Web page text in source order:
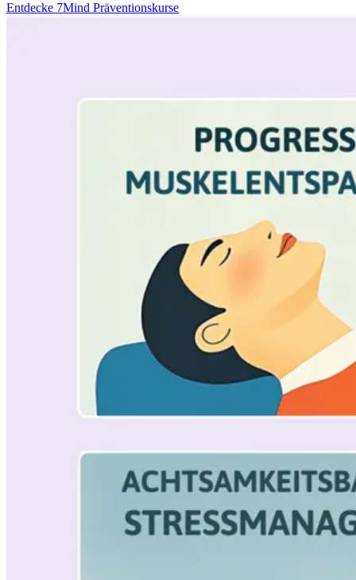
Entdecke 7Mind Präventionskurse